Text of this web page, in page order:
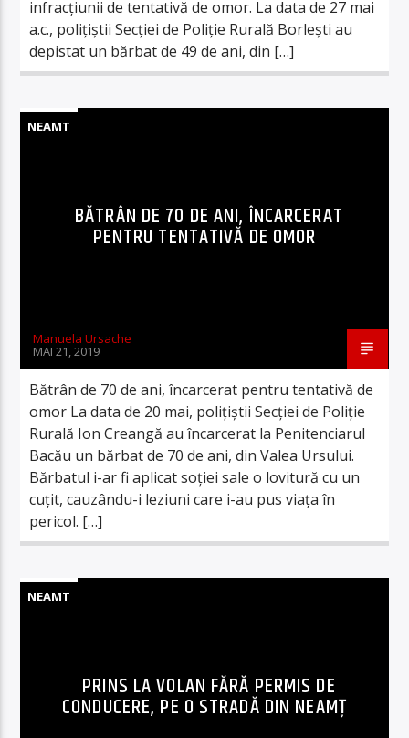
infracţiunii de tentativă de omor. La data de 27 mai
a.c., polițiștii Secției de Poliție Rurală Borlești au
depistat un bărbat de 49 de ani, din […]
NEAMT
BĂTRÂN DE 70 DE ANI, ÎNCARCERAT
PENTRU TENTATIVĂ DE OMOR
Manuela Ursache
MAI 21, 2019
Bătrân de 70 de ani, încarcerat pentru tentativă de
omor La data de 20 mai, polițiștii Secției de Poliție
Rurală Ion Creangă au încarcerat la Penitenciarul
Bacău un bărbat de 70 de ani, din Valea Ursului.
Bărbatul i-ar fi aplicat soției sale o lovitură cu un
cuţit, cauzându-i leziuni care i-au pus viaţa în
pericol. […]
NEAMT
PRINS LA VOLAN FĂRĂ PERMIS DE
CONDUCERE, PE O STRADĂ DIN NEAMȚ